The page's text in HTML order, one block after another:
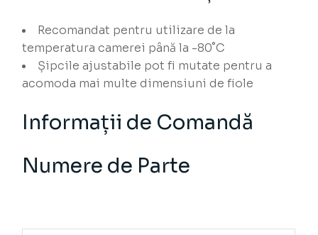
Recomandat pentru utilizare de la
temperatura camerei până la -80˚C
Șipcile ajustabile pot fi mutate pentru a
acomoda mai multe dimensiuni de fiole
Informații de Comandă
Numere de Parte